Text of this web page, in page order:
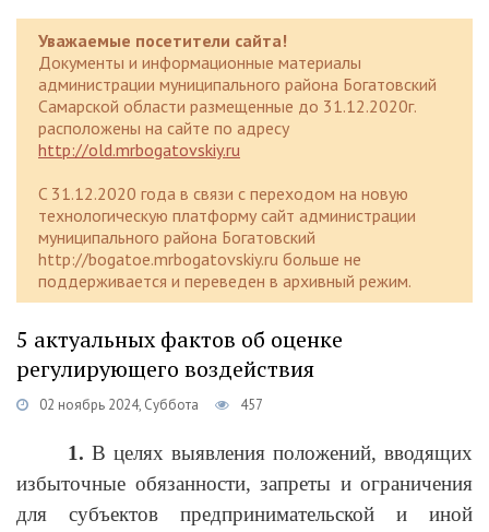
Уважаемые посетители сайта!
Документы и информационные материалы
администрации муниципального района Богатовский
Самарской области размещенные до 31.12.2020г.
расположены на сайте по адресу
http://old.mrbogatovskiy.ru
C 31.12.2020 года в связи с переходом на новую
технологическую платформу сайт администрации
муниципального района Богатовский
http://bogatoe.mrbogatovskiy.ru больше не
поддерживается и переведен в архивный режим.
5 актуальных фактов об оценке
регулирующего воздействия
02 ноябрь 2024, Суббота 457
1. В целях выявления положений, вводящих
избыточные обязанности, запреты и ограничения
для субъектов предпринимательской и иной